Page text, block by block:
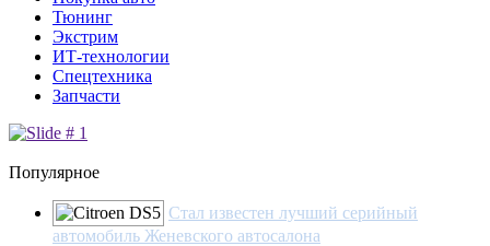
Тюнинг
Экстрим
ИТ-технологии
Спецтехника
Запчасти
Популярное
Стал известен лучший серийный
автомобиль Женевского автосалона